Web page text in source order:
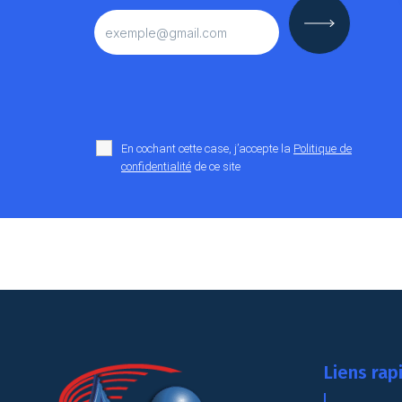
En cochant cette case, j’accepte la Politique de
confidentialité de ce site
Liens